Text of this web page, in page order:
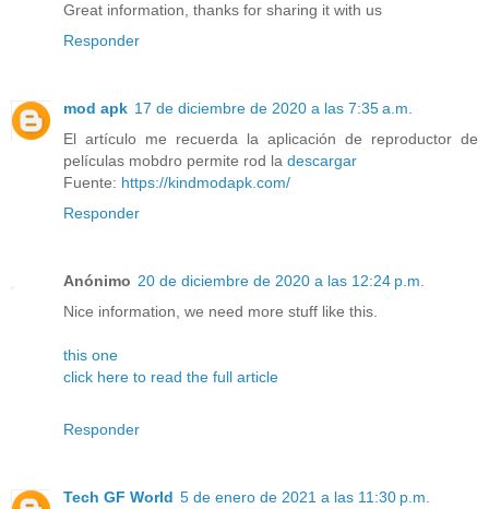
Great information, thanks for sharing it with us
Responder
mod apk 17 de diciembre de 2020 a las 7:35 a.m.
El artículo me recuerda la aplicación de reproductor de
películas mobdro permite rod la descargar
Fuente: https://kindmodapk.com/
Responder
Anónimo 20 de diciembre de 2020 a las 12:24 p.m.
Nice information, we need more stuff like this.
this one
click here to read the full article
Responder
Tech GF World 5 de enero de 2021 a las 11:30 p.m.